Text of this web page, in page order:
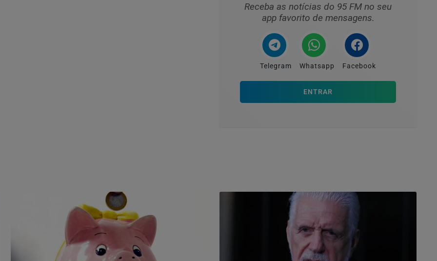
Receba as notícias do 95 FM no seu
app favorito de mensagens.
Telegram Whatsapp Facebook
ENTRAR